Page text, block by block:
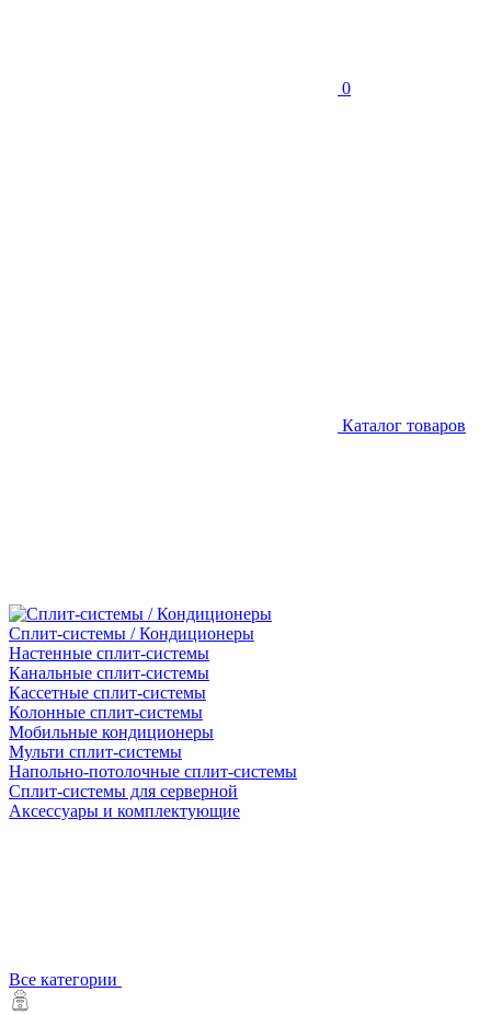
0
Каталог товаров
Сплит-системы / Кондиционеры
Настенные сплит-системы
Канальные сплит-системы
Кассетные сплит-системы
Колонные сплит-системы
Мобильные кондиционеры
Мульти сплит-системы
Напольно-потолочные сплит-системы
Сплит-системы для серверной
Аксессуары и комплектующие
Все категории